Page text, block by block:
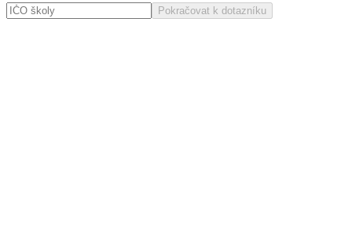
Pokračovat k dotazníku